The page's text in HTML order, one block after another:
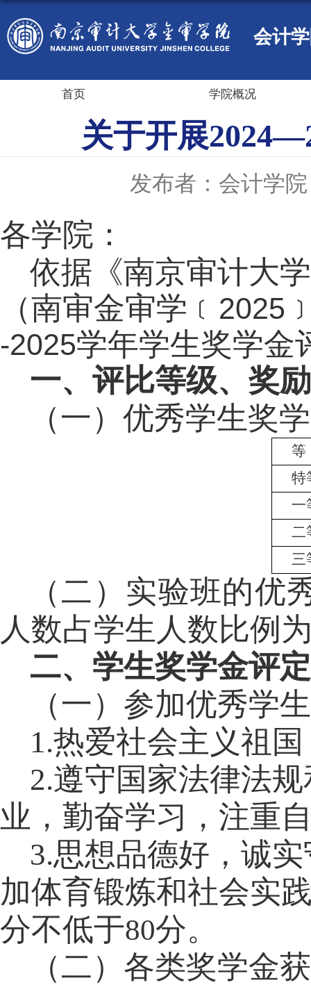
会计
首页 学院概况
关于开展
发布者：会计学院
各学院：
依据《南京审计大
（南审金审学﹝ 2025
-2025学年学生奖学金
一、评比等级、奖
（一）优秀学生奖
等
特
一
二
三
（二）实验班的优
人数占学生人数比例
二、学生奖学金评
（一）参加优秀学
1.热爱社会主义祖
2.遵守国家法律法
业，勤奋学习，注重
3.思想品德好，诚
加体育锻炼和社会实
分不低于80分。
（二）各类奖学金